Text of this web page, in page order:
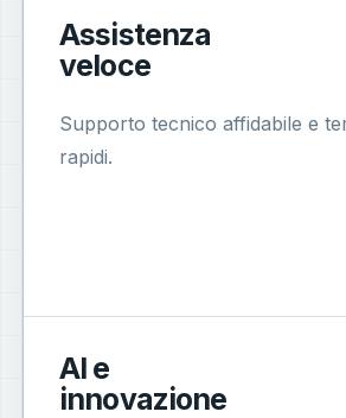
Assistenza
veloce
Supporto tecnico affidabile e
rapidi.
AI e
innovazione